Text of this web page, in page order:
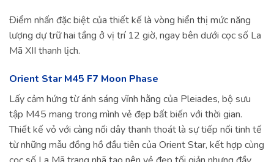
Điểm nhấn đặc biệt của thiết kế là vòng hiển thị mức năng
lượng dự trữ hai tầng ở vị trí 12 giờ, ngay bên dưới cọc số La
Mã XII thanh lịch.
Orient Star M45 F7 Moon Phase
Lấy cảm hứng từ ánh sáng vĩnh hằng của Pleiades, bộ sưu
tập M45 mang trong mình vẻ đẹp bất biến với thời gian.
Thiết kế vỏ với càng nối dây thanh thoát là sự tiếp nối tinh tế
từ những mẫu đồng hồ đầu tiên của Orient Star, kết hợp cùng